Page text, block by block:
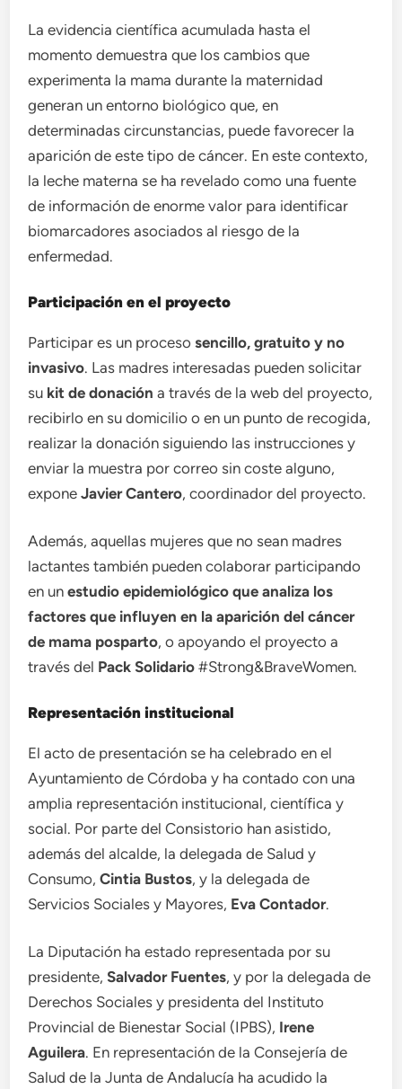
La evidencia científica acumulada hasta el
momento demuestra que los cambios que
experimenta la mama durante la maternidad
generan un entorno biológico que, en
determinadas circunstancias, puede favorecer la
aparición de este tipo de cáncer. En este contexto,
la leche materna se ha revelado como una fuente
de información de enorme valor para identificar
biomarcadores asociados al riesgo de la
enfermedad.
Participación en el proyecto
Participar es un procesosencillo, gratuito y no
invasivo. Las madres interesadas pueden solicitar
su kit de donación a través de la web del proyecto,
recibirlo en su domicilio o en un punto de recogida,
realizar la donación siguiendo las instrucciones y
enviar la muestra por correo sin coste alguno,
exponeJavier Cantero, coordinador del proyecto.
Además, aquellas mujeres que no sean madres
lactantes también pueden colaborar participando
en unestudio epidemiológico que analiza los
factores que influyen en la aparición del cáncer
de mama posparto, o apoyando el proyecto a
través del Pack Solidario #Strong&BraveWomen.
Representación institucional
El acto de presentación se ha celebrado en el
Ayuntamiento de Córdoba y ha contado con una
amplia representación institucional, científica y
social. Por parte del Consistorio han asistido,
además del alcalde, la delegada de Salud y
Consumo,Cintia Bustos, y la delegada de
Servicios Sociales y Mayores, Eva Contador.
La Diputación ha estado representada por su
presidente,Salvador Fuentes, y por la delegada de
Derechos Sociales y presidenta del Instituto
Provincial de Bienestar Social (IPBS), Irene
Aguilera. En representación de la Consejería de
Salud de la Junta de Andalucía ha acudido la